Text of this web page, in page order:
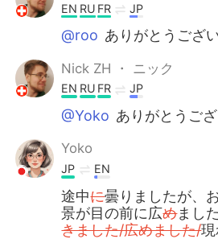
EN RU FR JP
@roo ありがとうござ
Nick ZH ・ ニック
EN RU FR JP
@Yoko ありがとうござ
Yoko
JP EN
途中に曇りましたが、
景が目の前に広めまし
きました/広めました/